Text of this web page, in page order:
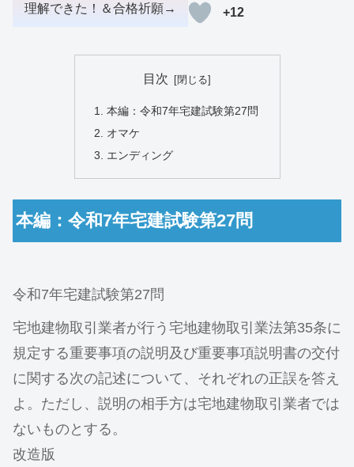
+12
目次
本編：令和7年宅建試験第27問
オマケ
エンディング
本編：令和7年宅建試験第27問
令和7年宅建試験第27問
宅地建物取引業者が行う宅地建物取引業法第35条に
規定する重要事項の説明及び重要事項説明書の交付
に関する次の記述について、それぞれの正誤を答え
よ。ただし、説明の相手方は宅地建物取引業者では
ないものとする。
改造版